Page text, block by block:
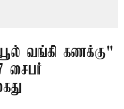
வங்கி கணக்கு"
சைபர்